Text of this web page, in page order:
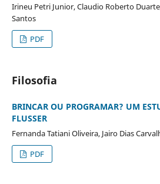
Irineu Petri Junior, Claudio Roberto
Santos
PDF
Filosofia
BRINCAR OU PROGRAMAR? UM
FLUSSER
Fernanda Tatiani Oliveira, Jairo Dias
PDF